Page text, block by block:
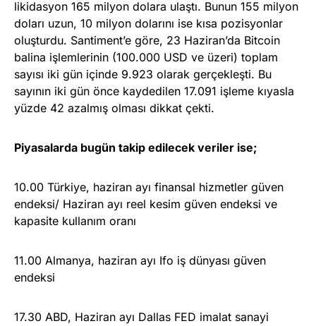
likidasyon 165 milyon dolara ulaştı. Bunun 155 milyon
doları uzun, 10 milyon dolarını ise kısa pozisyonlar
oluşturdu. Santiment’e göre, 23 Haziran’da Bitcoin
balina işlemlerinin (100.000 USD ve üzeri) toplam
sayısı iki gün içinde 9.923 olarak gerçekleşti. Bu
sayının iki gün önce kaydedilen 17.091 işleme kıyasla
yüzde 42 azalmış olması dikkat çekti.
Piyasalarda bugün takip edilecek veriler ise;
10.00 Türkiye, haziran ayı finansal hizmetler güven
endeksi/ Haziran ayı reel kesim güven endeksi ve
kapasite kullanım oranı
11.00 Almanya, haziran ayı Ifo iş dünyası güven
endeksi
17.30 ABD, Haziran ayı Dallas FED imalat sanayi